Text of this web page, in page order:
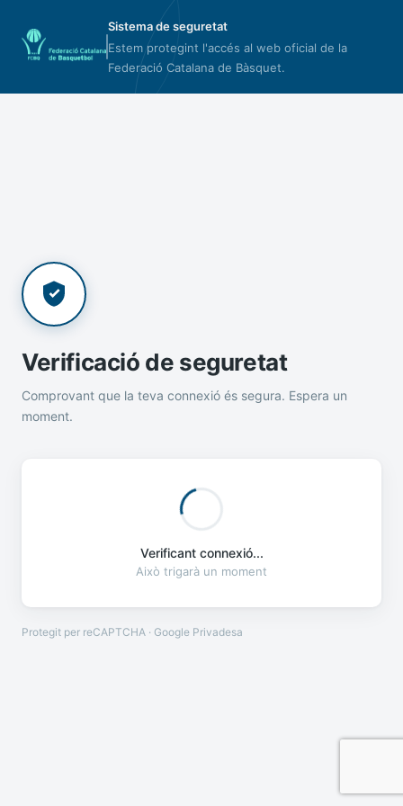
Sistema de seguretat
Estem protegint l'accés al web oficial de la
Federació Catalana de Bàsquet.
Verificació de seguretat
Comprovant que la teva connexió és segura. Espera un
moment.
Verificant connexió...
Això trigarà un moment
Protegit per reCAPTCHA · Google Privadesa